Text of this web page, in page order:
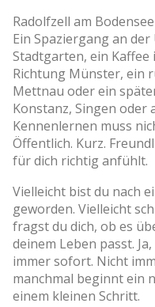
Radolfzell am
Ein Spaziergang an
Stadtgarten, ein
Richtung Münster, ein
Mettnau oder ein
Konstanz, Singen oder
Kennenlernen muss
Öffentlich. Kurz.
für dich richtig anfühlt.
Vielleicht bist du nach
geworden. Vielleicht
fragst du dich, ob es
deinem Leben passt.
immer sofort. Nicht
manchmal beginnt ein
einem kleinen Schritt.